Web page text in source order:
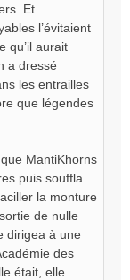
Et
l’évitaient
qu’il aurait
a dressé
les entrailles
que légendes
MantiKhorns
puis souffla
la monture
de nulle
dirigea à une
des
était, elle